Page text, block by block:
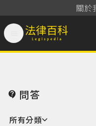
關於
法律百科 Legispedia
 問答
所有分類